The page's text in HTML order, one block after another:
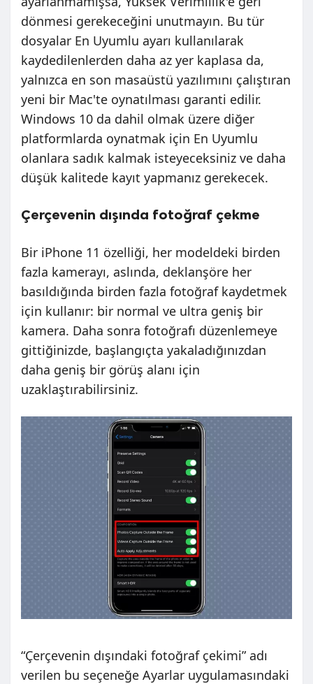
dönmesi gerekeceğini unutmayın. Bu tür
dosyalar En Uyumlu ayarı kullanılarak
kaydedilenlerden daha az yer kaplasa da,
yalnızca en son masaüstü yazılımını çalıştıran
yeni bir Mac'te oynatılması garanti edilir.
Windows 10 da dahil olmak üzere diğer
platformlarda oynatmak için En Uyumlu
olanlara sadık kalmak isteyeceksiniz ve daha
düşük kalitede kayıt yapmanız gerekecek.
Çerçevenin dışında fotoğraf çekme
Bir iPhone 11 özelliği, her modeldeki birden
fazla kamerayı, aslında, deklanşöre her
basıldığında birden fazla fotoğraf kaydetmek
için kullanır: bir normal ve ultra geniş bir
kamera. Daha sonra fotoğrafı düzenlemeye
gittiğinizde, başlangıçta yakaladığınızdan
daha geniş bir görüş alanı için
uzaklaştırabilirsiniz.
“Çerçevenin dışındaki fotoğraf çekimi” adı
verilen bu seçeneğe Ayarlar uygulamasındaki